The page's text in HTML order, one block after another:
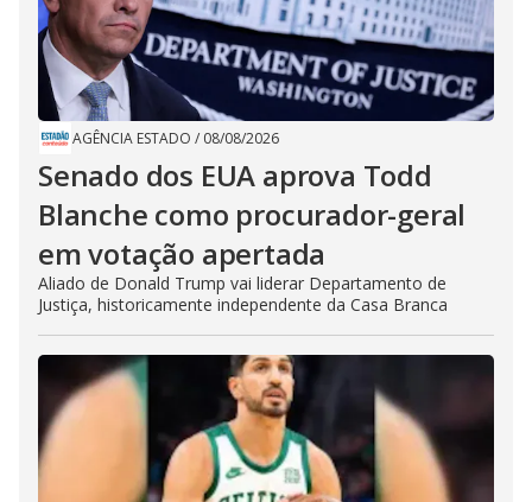
AGÊNCIA ESTADO / 08/08/2026
Senado dos EUA aprova Todd
Blanche como procurador-geral
em votação apertada
Aliado de Donald Trump vai liderar Departamento de
Justiça, historicamente independente da Casa Branca